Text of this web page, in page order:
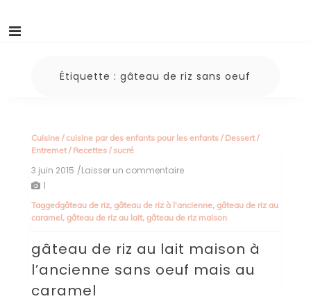
Étiquette :gâteau de riz sans oeuf
Cuisine/cuisine par des enfants pour les enfants/ Dessert/
Entremet/ Recettes/ sucré
3 juin 2015 /Laisser un commentaireon
riz
au
maison
l’ancienne
1
Taggedgâteau de riz, gâteau de riz à l'ancienne, gâteau de riz au
caramel, gâteau de riz au lait, gâteau de riz maison
gâteau de riz au lait maison à
l’ancienne sans oeuf mais au
caramel